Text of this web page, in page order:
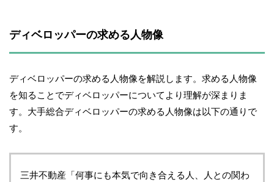
ディベロッパーの求める人物像
ディベロッパーの求める人物像を解説します。求める人物像
を知ることでディベロッパーについてより理解が深まりま
す。大手総合ディベロッパーの求める人物像は以下の通りで
す。
三井不動産「何事にも本気で向き合える人、人との関わ